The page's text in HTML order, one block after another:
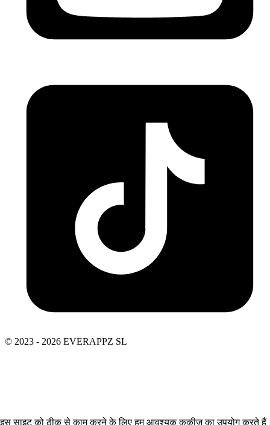
इस साइट को ठीक से काम करने के लिए हम आवश्यक कुकीज़ का उपयोग करते
© 2023 - 2026 EVERAPPZ SL